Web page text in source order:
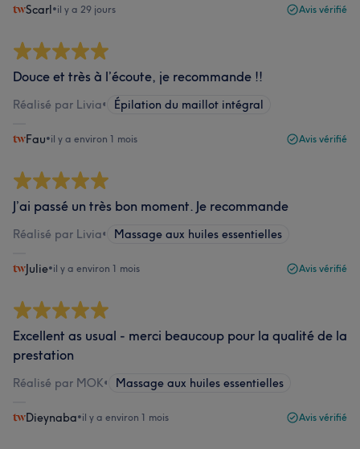
Scarl•il y a 29 jours Avis vérifié
Douce et très à l’écoute, je recommande !!
Réalisé par Livia• Épilation du maillot intégral
Fau•il y a environ 1 mois Avis vérifié
J’ai passé un très bon moment. Je recommande
Réalisé par Livia• Massage aux huiles essentielles
Julie•il y a environ 1 mois Avis vérifié
Excellent as usual - merci beaucoup pour la qualité de la
prestation
Réalisé par MOK• Massage aux huiles essentielles
Dieynaba•il y a environ 1 mois Avis vérifié